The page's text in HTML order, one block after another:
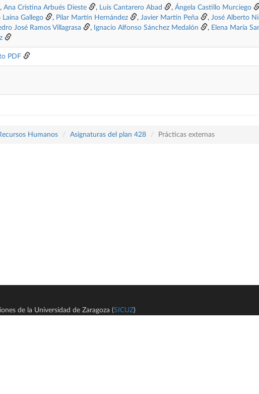
, Ana Cristina Arbués Dieste , Luis Cantarero Abad , Ángela Castillo Murciego
Laina Gallego , Pilar Martín Hernández , Javier Martín Peña , José Alberto
José Ramos Villagrasa , Ignacio Alfonso Sánchez Medalón , Elena María
PDF
Humanos Asignaturas del plan 428 Prácticas externas
de la Universidad de Zaragoza (SICUZ)